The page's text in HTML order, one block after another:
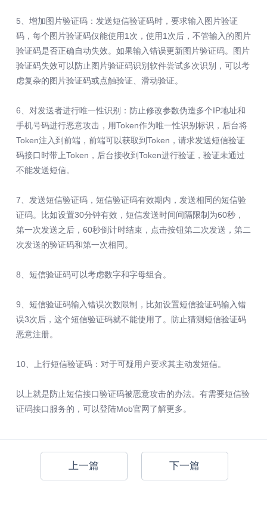
5、增加图片验证码：发送短信验证码时，要求输入图片验证
码，每个图片验证码仅能使用1次，使用1次后，不管输入的图片
验证码是否正确自动失效。如果输入错误更新图片验证码。图片
验证码失效可以防止图片验证码识别软件尝试多次识别，可以考
虑复杂的图片验证码或点触验证、滑动验证。
6、对发送者进行唯一性识别：防止修改参数伪造多个IP地址和
手机号码进行恶意攻击，用Token作为唯一性识别标识，后台将
Token注入到前端，前端可以获取到Token，请求发送短信验证
码接口时带上Token，后台接收到Token进行验证，验证未通过
不能发送短信。
7、发送短信验证码，短信验证码有效期内，发送相同的短信验
证码。比如设置30分钟有效，短信发送时间间隔限制为60秒，
第一次发送之后，60秒倒计时结束，点击按钮第二次发送，第二
次发送的验证码和第一次相同。
8、短信验证码可以考虑数字和字母组合。
9、短信验证码输入错误次数限制，比如设置短信验证码输入错
误3次后，这个短信验证码就不能使用了。防止猜测短信验证码
恶意注册。
10、上行短信验证码：对于可疑用户要求其主动发短信。
以上就是防止短信接口验证码被恶意攻击的办法。有需要短信验
证码接口服务的，可以登陆Mob官网了解更多。
上一篇 下一篇